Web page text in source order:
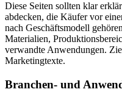
Diese Seiten sollten klar
abdecken, die Käufer vor
nach Geschäftsmodell
Materialien,
verwandte Anwendungen.
Marketingtexte.
Branchen- und